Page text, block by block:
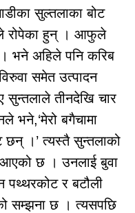
सुल्तलाका बोट
रोपेका हुन् । आफुले
भने अहिले पनि करिब
समेत उत्पादन
सुन्तलाले तीनदेखि चार
भने,‘मेरो बगैचामा
छन् ।’ त्यस्तै सुन्तलाको
आएको छ । उनलाई बुवा
पथ्थरकोट र बटौली
सम्झना छ । त्यसपछि